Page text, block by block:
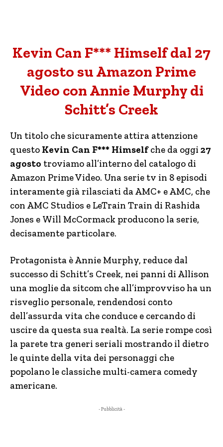
Kevin Can F*** Himself dal 27
agosto su Amazon Prime
Video con Annie Murphy di
Schitt’s Creek
Un titolo che sicuramente attira attenzione
questo Kevin Can F*** Himselfche da oggi 27
agosto troviamo all’interno del catalogo di
Amazon Prime Video. Una serie tv in 8 episodi
interamente già rilasciati da AMC+ e AMC, che
con AMC Studios e LeTrain Train di Rashida
Jones e Will McCormack producono la serie,
decisamente particolare.
Protagonista è Annie Murphy, reduce dal
successo di Schitt’s Creek, nei panni di Allison
una moglie da sitcom che all’improvviso ha un
risveglio personale, rendendosi conto
dell’assurda vita che conduce e cercando di
uscire da questa sua realtà. La serie rompe così
la parete tra generi seriali mostrando il dietro
le quinte della vita dei personaggi che
popolano le classiche multi-camera comedy
americane.
- Pubblicità -